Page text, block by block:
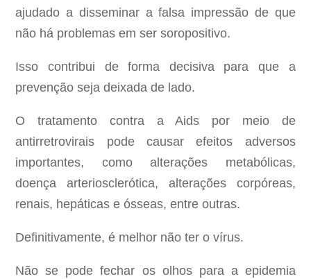
ajudado a disseminar a falsa impressão de que
não há problemas em ser soropositivo.
Isso contribui de forma decisiva para que a
prevenção seja deixada de lado.
O tratamento contra a Aids por meio de
antirretrovirais pode causar efeitos adversos
importantes, como alterações metabólicas,
doença arteriosclerótica, alterações corpóreas,
renais, hepáticas e ósseas, entre outras.
Definitivamente, é melhor não ter o vírus.
Não se pode fechar os olhos para a epidemia